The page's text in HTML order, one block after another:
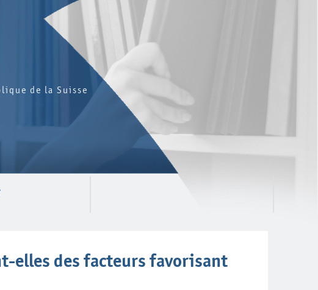
de la Suisse
elles des facteurs favorisant